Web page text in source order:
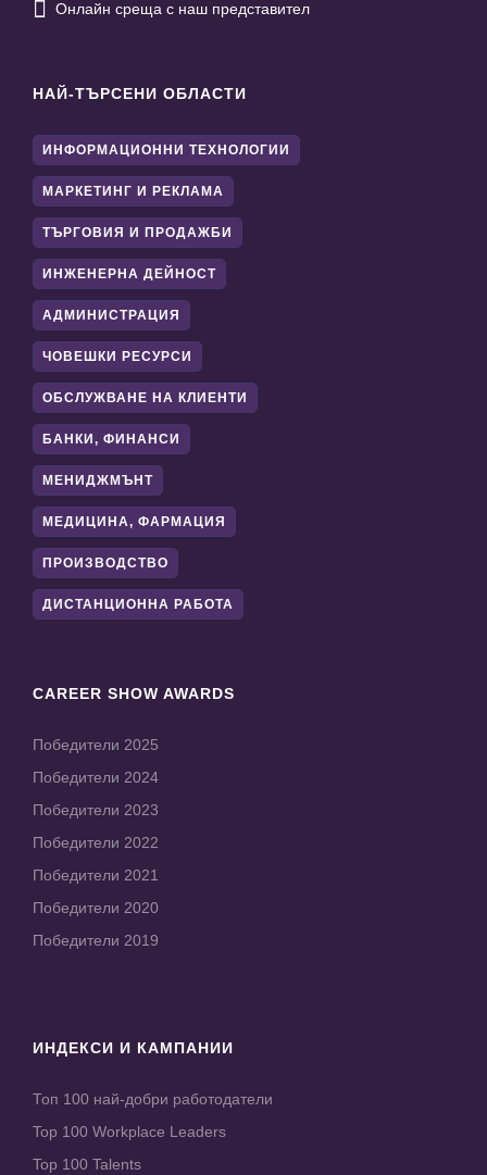
 Онлайн среща с наш представител
НАЙ-ТЪРСЕНИ ОБЛАСТИ
ИНФОРМАЦИОННИ ТЕХНОЛОГИИ
МАРКЕТИНГ И РЕКЛАМА
ТЪРГОВИЯ И ПРОДАЖБИ
ИНЖЕНЕРНА ДЕЙНОСТ
АДМИНИСТРАЦИЯ
ЧОВЕШКИ РЕСУРСИ
ОБСЛУЖВАНЕ НА КЛИЕНТИ
БАНКИ, ФИНАНСИ
МЕНИДЖМЪНТ
МЕДИЦИНА, ФАРМАЦИЯ
ПРОИЗВОДСТВО
ДИСТАНЦИОННА РАБОТА
CAREER SHOW AWARDS
Победители 2025
Победители 2024
Победители 2023
Победители 2022
Победители 2021
Победители 2020
Победители 2019
ИНДЕКСИ И КАМПАНИИ
Топ 100 най-добри работодатели
Top 100 Workplace Leaders
Top 100 Talents